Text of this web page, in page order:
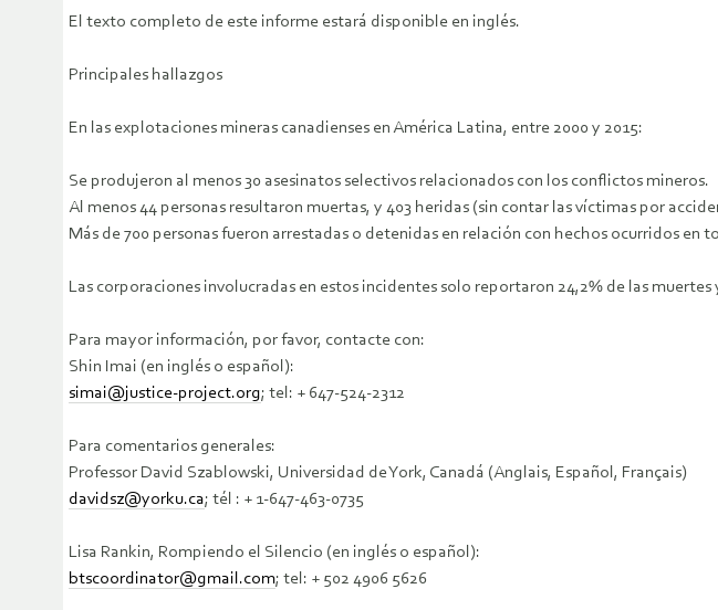
El texto completo de este informe estará disponible en inglés.
Principales hallazgos
En las explotaciones mineras canadienses en América Latina, entre 2000 y 2015:
Se produjeron al menos 30 asesinatos selectivos relacionados con los conflictos mineros.
Al menos 44 personas resultaron muertas, y 403 heridas (sin contar las víctimas por
Más de 700 personas fueron arrestadas o detenidas en relación con hechos ocurridos en
Las corporaciones involucradas en estos incidentes solo reportaron 24,2% de las
Para mayor información, por favor, contacte con:
Shin Imai (en inglés o español):
simai@justice-project.org; tel: + 647-524-2312
Para comentarios generales:
Professor David Szablowski, Universidad de York, Canadá (Anglais, Español, Français)
davidsz@yorku.ca; tél : + 1-647-463-0735
Lisa Rankin, Rompiendo el Silencio (en inglés o español):
btscoordinator@gmail.com; tel: + 502 4906 5626